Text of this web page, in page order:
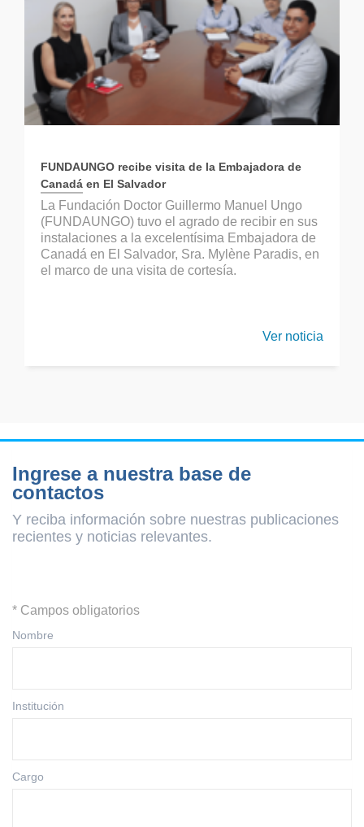
FUNDAUNGO recibe visita de la Embajadora de
Canadá en El Salvador
La Fundación Doctor Guillermo Manuel Ungo
(FUNDAUNGO) tuvo el agrado de recibir en sus
instalaciones a la excelentísima Embajadora de
Canadá en El Salvador, Sra. Mylène Paradis, en
el marco de una visita de cortesía.
Ver noticia
Ingrese a nuestra base de
contactos
Y reciba información sobre nuestras publicaciones
recientes y noticias relevantes.
* Campos obligatorios
Nombre
Institución
Cargo